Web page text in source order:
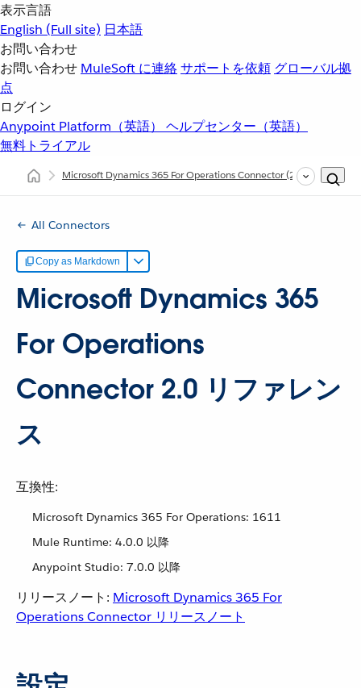
表示言語
English (Full site) 日本語
お問い合わせ
お問い合わせ MuleSoft に連絡サポートを依頼 グローバル拠
点
ログイン
Anypoint Platform（英語） ヘルプセンター（英語）
無料トライアル
Microsoft Dynamics 365 For Operations Connector(2.0)
All Connectors
Copy as Markdown
Microsoft Dynamics 365
For Operations
Connector 2.0 リファレン
ス
互換性:
Microsoft Dynamics 365 For Operations: 1611
Mule Runtime: 4.0.0 以降
Anypoint Studio: 7.0.0 以降
リリースノート: Microsoft Dynamics 365 For
Operations Connector リリースノート